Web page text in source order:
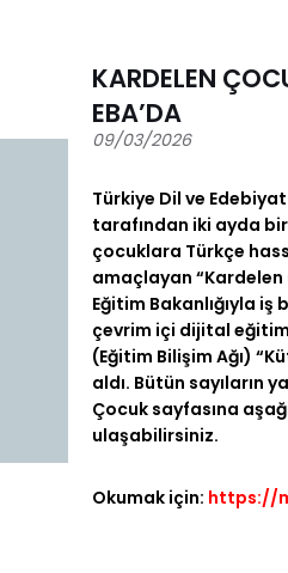
KARDELEN
EBA’DA
09/03/2026
Türkiye Dil ve
tarafından iki ayda
çocuklara Türkçe
amaçlayan “Kardelen
Eğitim Bakanlığıyla
çevrim içi dijital eğitim
(Eğitim Bilişim Ağı)
aldı. Bütün sayıların
Çocuk sayfasına
ulaşabilirsiniz.
Okumak için: https://